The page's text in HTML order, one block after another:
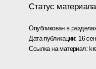
Статус материала
Опубликован в
Дата публикации: 16
Ссылка на материал: